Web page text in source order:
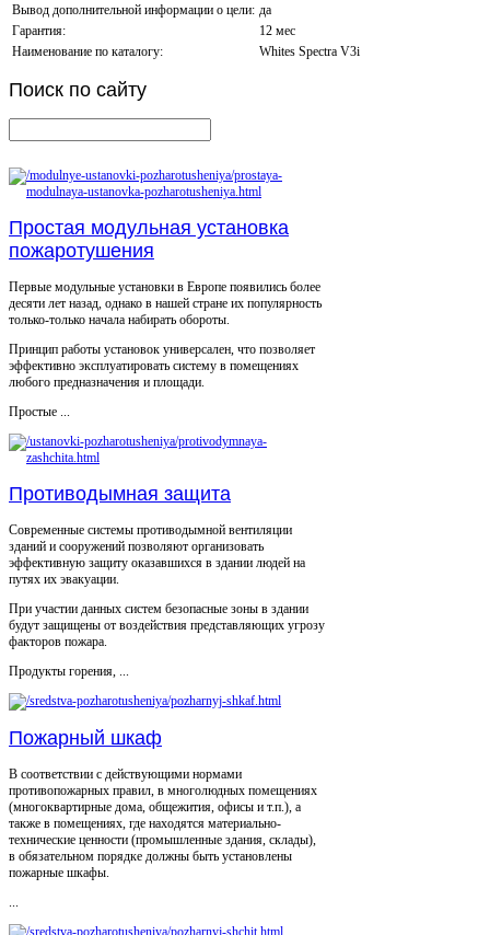
Вывод дополнительной информации о цели: да
Гарантия:
12 мес
Наименование по каталогу:
Whites Spectra V3i
Поиск по сайту
Простая модульная установка
пожаротушения
Первые модульные установки в Европе появились более
десяти лет назад, однако в нашей стране их популярность
только-только начала набирать обороты.
Принцип работы установок универсален, что позволяет
эффективно эксплуатировать систему в помещениях
любого предназначения и площади.
Простые ...
Противодымная защита
Современные системы противодымной вентиляции
зданий и сооружений позволяют организовать
эффективную защиту оказавшихся в здании людей на
путях их эвакуации.
При участии данных систем безопасные зоны в здании
будут защищены от воздействия представляющих угрозу
факторов пожара.
Продукты горения, ...
Пожарный шкаф
В соответствии с действующими нормами
противопожарных правил, в многолюдных помещениях
(многоквартирные дома, общежития, офисы и т.п.), а
также в помещениях, где находятся материально-
технические ценности (промышленные здания, склады),
в обязательном порядке должны быть установлены
пожарные шкафы.
...